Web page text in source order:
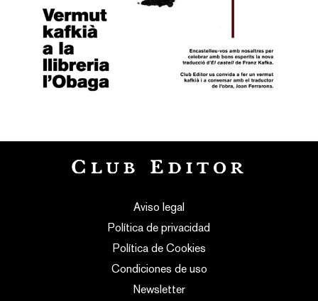
Aviso legal
Política de privacidad
Política de Cookies
Condiciones de uso
Newsletter